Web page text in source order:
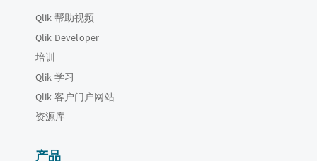
Qlik 帮助视频
Qlik Developer
培训
Qlik 学习
Qlik 客户门户网站
资源库
产品